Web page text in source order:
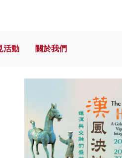
活動 關於我們